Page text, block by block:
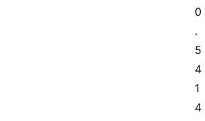
0
.
5
4
1
4